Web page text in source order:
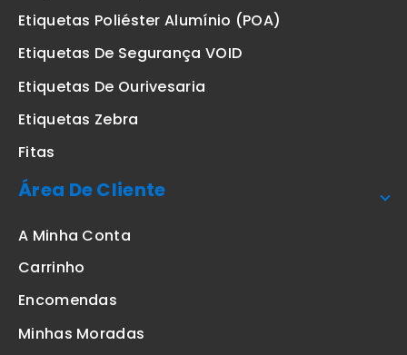
Etiquetas Poliéster Alumínio (POA)
Etiquetas De Segurança VOID
Etiquetas De Ourivesaria
Etiquetas Zebra
Fitas
Área De Cliente
A Minha Conta
Carrinho
Encomendas
Minhas Moradas